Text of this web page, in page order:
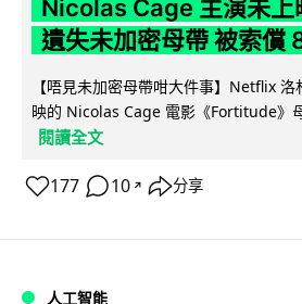
Nicolas Cage 主演未
遺失未加密母帶 被索償
【唔見未加密母帶咁大件事】Netflix
映的 Nicolas Cage 電影《Fortitude》
閱讀全文
177 10 ↗ 分享
人工智能